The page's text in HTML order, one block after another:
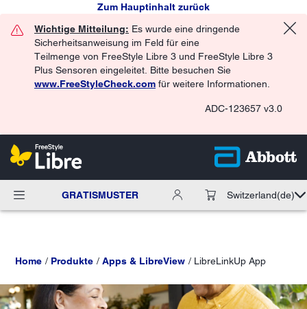
Zum Hauptinhalt zurück
Wichtige Mitteilung: Es wurde eine dringende
Sicherheitsanweisung im Feld für eine
Teilmenge von FreeStyle Libre 3 und FreeStyle Libre 3
Plus Sensoren eingeleitet. Bitte besuchen Sie
www.FreeStyleCheck.com für weitere Informationen.
ADC-123657 v3.0
GRATISMUSTER Switzerland(de)
Home Produkte Apps & LibreView LibreLinkUp App